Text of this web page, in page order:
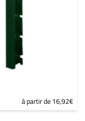
à partir de 16,92€